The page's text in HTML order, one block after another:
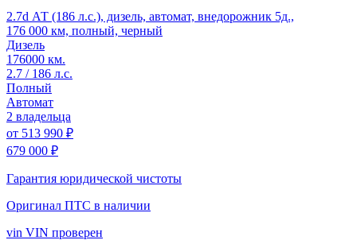
2.7d АТ (186 л.с.), дизель, автомат, внедорожник 5д.,
176 000 км, полный, черный
Дизель
176000 км.
2.7 / 186 л.с.
Полный
Автомат
2 владельца
от 513 990 ₽
679 000 ₽
Гарантия юридической чистоты
Оригинал ПТС в наличии
vin VIN проверен